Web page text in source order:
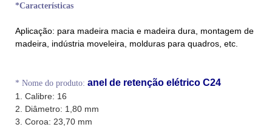
*Características
Aplicação: para madeira macia e madeira dura, montagem de
madeira, indústria moveleira, molduras para quadros, etc.
* Nome do produto: anel de retenção elétrico C24
1. Calibre: 16
2. Diâmetro: 1,80 mm
3. Coroa: 23,70 mm